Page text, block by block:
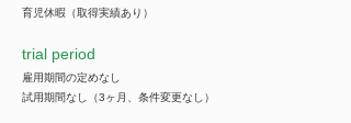
育児休暇（取得実績あり）
trial period
雇用期間の定めなし
試用期間なし（3ヶ月、条件変更なし）